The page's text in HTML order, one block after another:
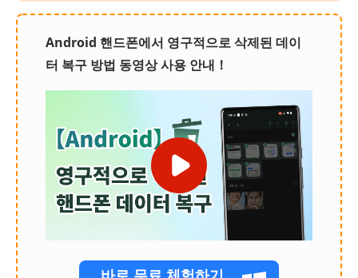
Android 핸드폰에서 영구적으로 삭제된 데이
터 복구 방법 동영상 사용 안내！